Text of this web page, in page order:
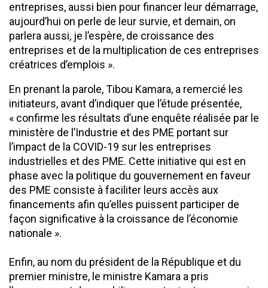
entreprises, aussi bien pour financer leur démarrage,
aujourd’hui on perle de leur survie, et demain, on
parlera aussi, je l’espère, de croissance des
entreprises et de la multiplication de ces entreprises
créatrices d’emplois ».
En prenant la parole, Tibou Kamara, a remercié les
initiateurs, avant d’indiquer que l’étude présentée,
« confirme les résultats d’une enquête réalisée par le
ministère de l’Industrie et des PME portant sur
l’impact de la COVID-19 sur les entreprises
industrielles et des PME. Cette initiative qui est en
phase avec la politique du gouvernement en faveur
des PME consiste à faciliter leurs accès aux
financements afin qu’elles puissent participer de
façon significative à la croissance de l’économie
nationale ».
Enfin, au nom du président de la République et du
premier ministre, le ministre Kamara a pris